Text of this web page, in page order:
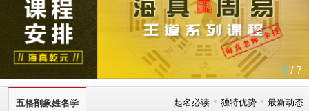
1 / 7
五格剖象姓名学 起名必读 • 独特优势 • 最新动态